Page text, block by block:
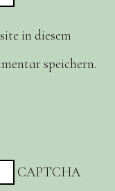
in diesem
speichern.
CAPTCHA